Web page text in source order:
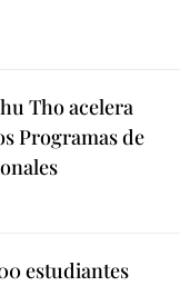
Tho acelera
Programas de
estudiantes